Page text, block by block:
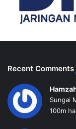
Recent Comments
Sungai
100m